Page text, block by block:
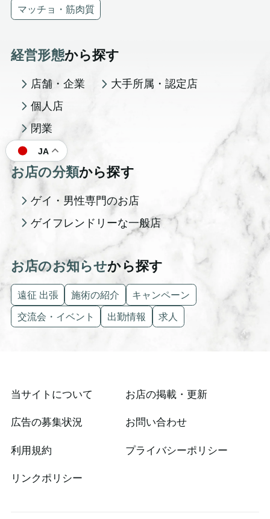
マッチョ・筋肉質
経営形態から探す
店舗・企業
大手所属・認定店
個人店
閉業
お店の分類から探す
ゲイ・男性専門のお店
ゲイフレンドリーな一般店
お店のお知らせから探す
遠征 出張 施術の紹介
キャンペーン
交流会・イベント
出勤情報 求人
当サイトについて お店の掲載・更新
広告の募集状況 お問い合わせ
利用規約 プライバシーポリシー
リンクポリシー
JA